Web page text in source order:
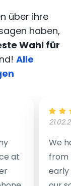
über ihre
haben,
Wahl für
Alle
at
We
from
early